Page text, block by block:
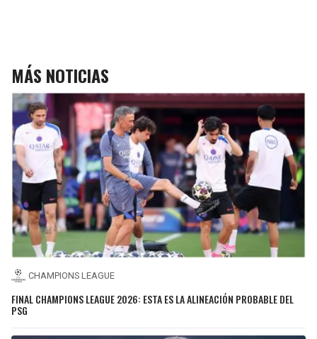
MÁS NOTICIAS
CHAMPIONS LEAGUE
FINAL CHAMPIONS LEAGUE 2026: ESTA ES LA ALINEACIÓN PROBABLE DEL
PSG